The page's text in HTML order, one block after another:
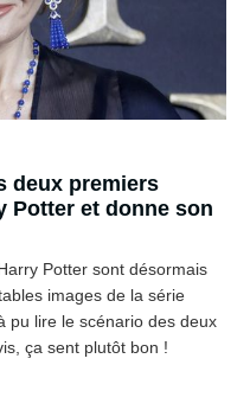
deux premiers
Potter et donne son
Potter sont désormais
images de la série
pu lire le scénario des deux
ça sent plutôt bon !